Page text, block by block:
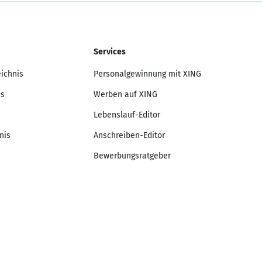
Services
Personalgewinnung mit XING
Werben auf XING
Lebenslauf-Editor
Anschreiben-Editor
Bewerbungsratgeber